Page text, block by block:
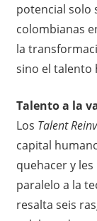
potencial solo
colombianas
la
sino el talento
Talento a la
Los Talent
capital
quehacer y
paralelo a la
resalta seis